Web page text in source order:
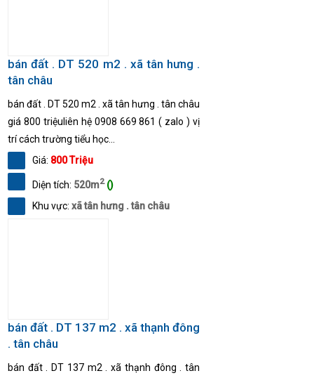
bán đất . DT 520 m2 . xã tân hưng .
tân châu
bán đất . DT 520 m2 . xã tân hưng . tân châu
giá 800 triệuliên hệ 0908 669 861 ( zalo ) vị
trí cách trường tiểu học...
Giá: 800 Triệu
Diện tích: 520m2 ()
Khu vực: xã tân hưng . tân châu
bán đất . DT 137 m2 . xã thạnh đông
. tân châu
bán đất . DT 137 m2 . xã thạnh đông . tân